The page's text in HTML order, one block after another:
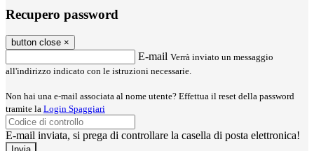
Recupero password
button close ×
E-mail Verrà inviato un messaggio
all'indirizzo indicato con le istruzioni necessarie.
Non hai una e-mail associata al nome utente? Effettua il reset della password
tramite la Login Spaggiari
E-mail inviata, si prega di controllare la casella di posta elettronica!